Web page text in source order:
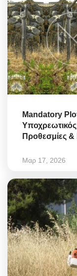
Mandatory
Προθεσμίες
Μαρ 17, 2026